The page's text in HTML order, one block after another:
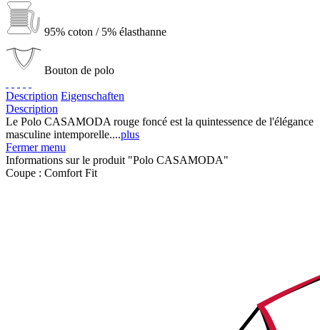
95% coton / 5% élasthanne
Bouton de polo
Description Eigenschaften
Description
Le Polo CASAMODA rouge foncé est la quintessence de l'élégance
masculine intemporelle....plus
Fermer menu
Informations sur le produit "Polo CASAMODA"
Coupe : Comfort Fit